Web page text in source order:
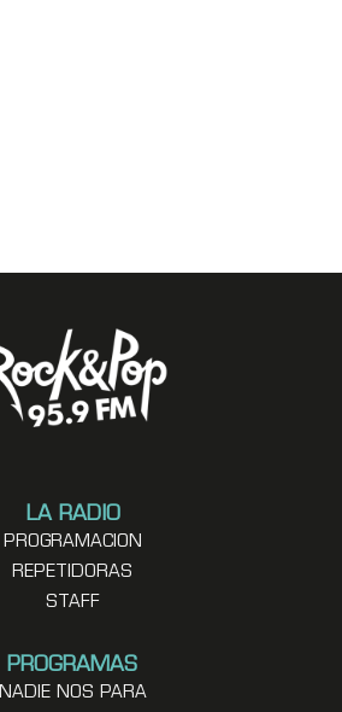
LA RADIO
PROGRAMACION
REPETIDORAS
STAFF
PROGRAMAS
NADIE NOS PARA